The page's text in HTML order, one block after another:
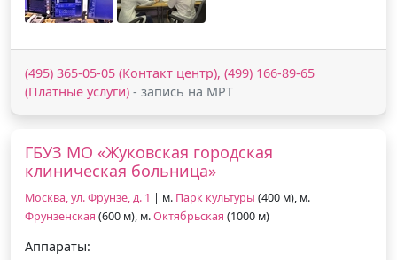
(495) 365-05-05 (Контакт центр), (499) 166-89-65
(Платные услуги) - запись на МРТ
ГБУЗ МО «Жуковская городская
клиническая больница»
Москва, ул. Фрунзе, д. 1 | м. Парк культуры (400 м), м.
Фрунзенская (600 м), м.Октябрьская (1000 м)
Аппараты: